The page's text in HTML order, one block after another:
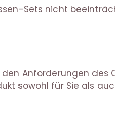
Sets nicht
Anforderungen des
sowohl für Sie als